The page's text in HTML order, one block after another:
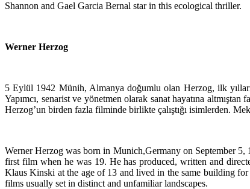
Shannon and Gael Garcia Bernal star in this ecological thriller.
Werner Herzog
5 Eylül 1942 Münih, Almanya doğumlu olan Herzog, ilk
Yapımcı, senarist ve yönetmen olarak sanat hayatına
Herzog’un birden fazla filminde birlikte çalıştığı isimlerden.
Werner Herzog was born in Munich,Germany on September
first film when he was 19. He has produced, written and
Klaus Kinski at the age of 13 and lived in the same building
films usually set in distinct and unfamiliar landscapes.